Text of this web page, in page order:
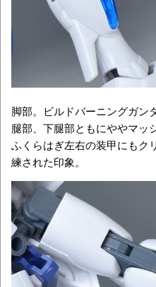
脚部。ビルドバーニングガン
腿部、下腿部ともにややマッ
ふくらはぎ左右の装甲にもク
練された印象。